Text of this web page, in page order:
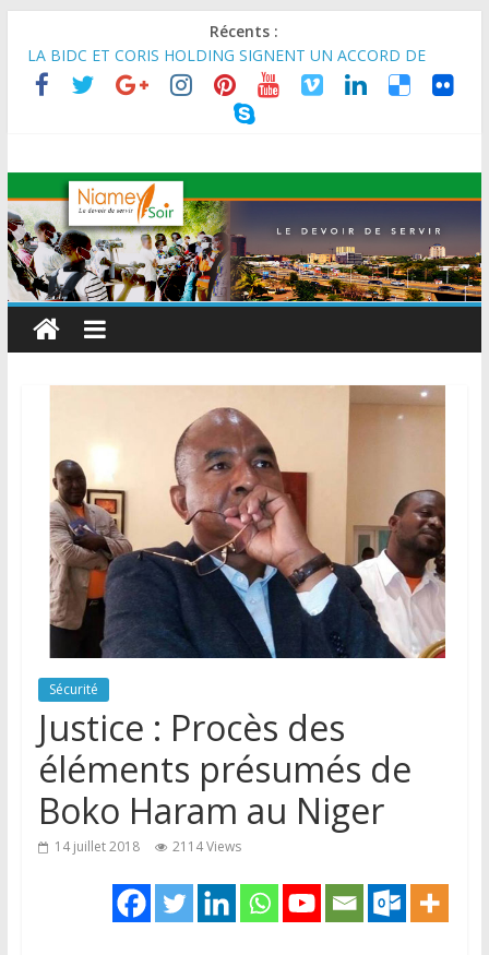
Récents :
Général d’Armée Abdourahamane Tiani, est arrivé à Maradi
pour la célébration de la 3ᵉ édition de la Journée Nationale de
RENFORCER LES CHAÎNES DE VALEUR ALIMENTAIRES,
ÉNERGÉTIQUES ET AGRICOLES EN AFRIQUE DE L’OUEST
SEMAINE DU KAWAR 2026: Le Ministre de l’Intérieur, le
Général de Division Mohamed TOUMBA a reçu en audience
son homologue du Burkina Faso et délégation du Kawar.
BANQUE MONDIALE : L’IA offre un levier vital aux économies
en développement en panne de croissance (Communiqué)
AES : Le Chef de l’Etat a reçu en audience à Maradi les
ministres en charge de l’Environnement du Burkina Faso et du
Sécurité
Justice : Procès des
éléments présumés de
Boko Haram au Niger
14 juillet 2018 2114 Views